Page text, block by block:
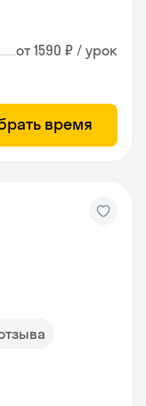
от 1590 ₽ / урок
время